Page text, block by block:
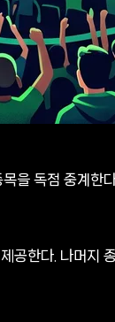
독점 중계한다
한다. 나머지